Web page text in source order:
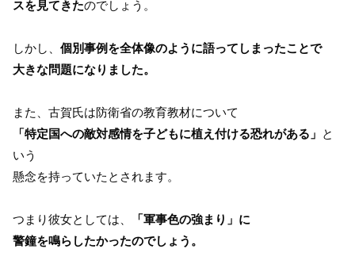
スを見てきたのでしょう。
しかし、 個別事例を全体像のように語ってしまったことで
大きな問題になりました。
また、古賀氏は防衛省の教育教材について
「特定国への敵対感情を子どもに植え付ける恐れがある」 と
いう
懸念を持っていたとされます。
つまり彼女としては、
「軍事色の強まり」に
警鐘を鳴らしたかったのでしょう。